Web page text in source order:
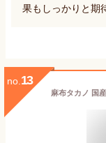
果もしっかりと期
no. 13